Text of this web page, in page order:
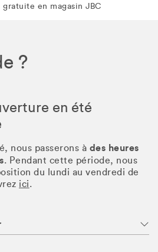
en magasin JBC
gratuite en magasin JBC
?
en été
nous passerons à des heures
. Pendant cette période, nous
du lundi au vendredi de
ici.